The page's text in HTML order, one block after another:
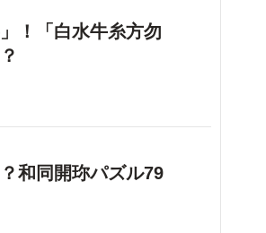
！「白水牛糸方勿
和同開珎パズル79